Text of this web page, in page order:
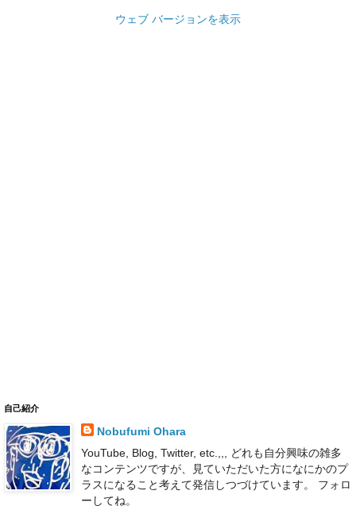
ウェブ バージョンを表示
自己紹介
Nobufumi Ohara
YouTube, Blog, Twitter, etc.,,, どれも自分興味の雑多
なコンテンツですが、見ていただいた方になにかのプ
ラスになること考えて発信しつづけています。 フォロ
ーしてね。